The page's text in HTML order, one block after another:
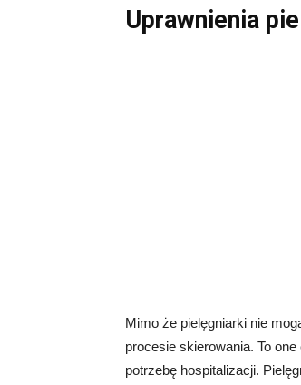
Uprawnienia
Mimo że pielęgniarki nie
procesie skierowania. To
potrzebę hospitalizacji.